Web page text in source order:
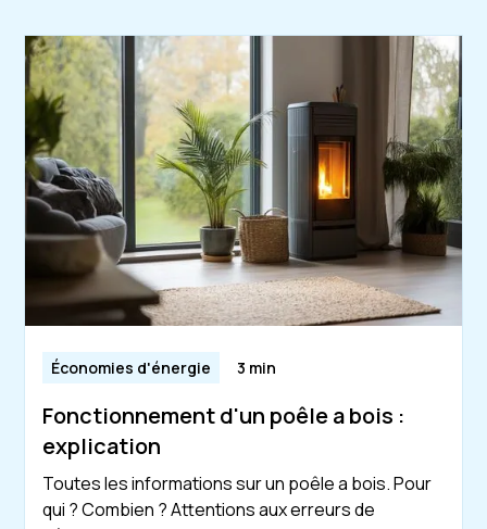
Économies d'énergie 3 min
Fonctionnement d'un poêle a bois :
explication
Toutes les informations sur un poêle a bois. Pour
qui ? Combien ? Attentions aux erreurs de